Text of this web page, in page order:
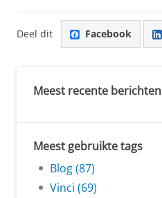
Deel dit Facebook
Meest recente berichten
Meest gebruikte tags
Blog (87)
Vinci (69)